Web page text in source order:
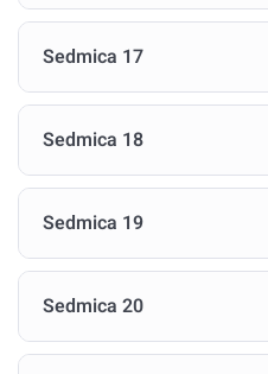
Sedmica 17
Sedmica 18
Sedmica 19
Sedmica 20